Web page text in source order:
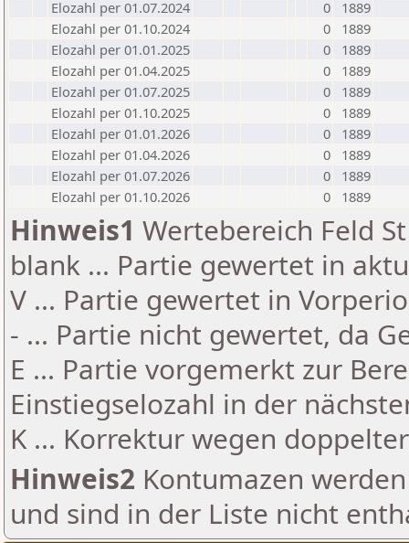
Elozahl per 01.07.2024
0
1889
Elozahl per 01.10.2024
0
1889
Elozahl per 01.01.2025
0
1889
Elozahl per 01.04.2025
0
1889
Elozahl per 01.07.2025
0
1889
Elozahl per 01.10.2025
0
1889
Elozahl per 01.01.2026
0
1889
Elozahl per 01.04.2026
0
1889
Elozahl per 01.07.2026
0
1889
Elozahl per 01.10.2026
0 1889
Hinweis1 Wertebereich Feld
blank ... Partie gewertet in
V ... Partie gewertet in
- ... Partie nicht gewertet, da
E ... Partie vorgemerkt zur
Einstiegselozahl in der
K ... Korrektur wegen
Hinweis2 Kontumazen
und sind in der Liste nicht